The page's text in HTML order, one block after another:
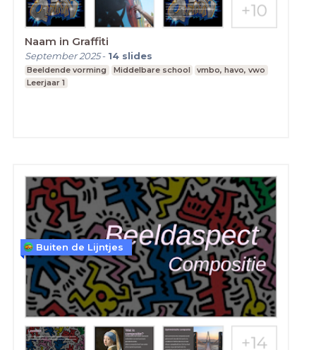
Naam in Graffiti
September 2025- 14 slides
Beeldende vorming Middelbare school
vmbo, havo, vwo
Leerjaar 1
Buiten de Lijntjes